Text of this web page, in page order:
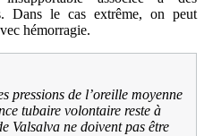
Dans le cas extrême, on peut
hémorragie.
pressions de l’oreille moyenne
tubaire volontaire reste à
Valsalva ne doivent pas être